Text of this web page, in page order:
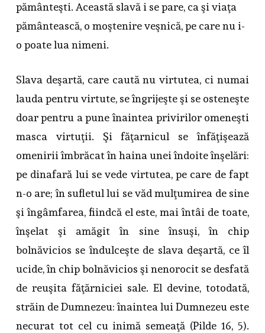
pământeşti. Această slavă i se pare, ca şi viaţa
pământească, o moştenire veşnică, pe care nu i-
o poate lua nimeni.
Slava deşartă, care caută nu virtutea, ci numai
lauda pentru virtute, se îngrijeşte şi se osteneşte
doar pentru a pune înaintea privirilor omeneşti
masca virtuţii. Şi făţarnicul se înfăţişează
omenirii îmbrăcat în haina unei îndoite înşelări:
pe dinafară lui se vede virtutea, pe care de fapt
n-o are; în sufletul lui se văd mulţumirea de sine
şi îngâmfarea, fiindcă el este, mai întâi de toate,
înşelat şi amăgit în sine însuşi, în chip
bolnăvicios se îndulceşte de slava deşartă, ce îl
ucide, în chip bolnăvicios şi nenorocit se desfată
de reuşita făţărniciei sale. El devine, totodată,
străin de Dumnezeu: înaintea lui Dumnezeu este
necurat tot cel cu inimă semeaţă (Pilde 16, 5).